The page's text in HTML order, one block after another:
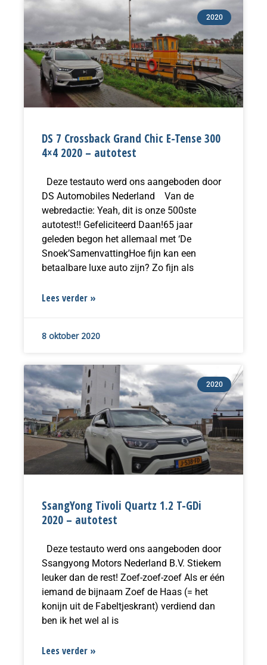
2020
DS 7 Crossback Grand Chic E-Tense 300
4×4 2020 – autotest
Deze testauto werd ons aangeboden door
DS Automobiles Nederland Van de
webredactie: Yeah, dit is onze 500ste
autotest!! Gefeliciteerd Daan!65 jaar
geleden begon het allemaal met ‘De
Snoek’SamenvattingHoe fijn kan een
betaalbare luxe auto zijn? Zo fijn als
Lees verder »
8 oktober 2020
2020
SsangYong Tivoli Quartz 1.2 T-GDi
2020 – autotest
Deze testauto werd ons aangeboden door
Ssangyong Motors Nederland B.V. Stiekem
leuker dan de rest! Zoef-zoef-zoef Als er één
iemand de bijnaam Zoef de Haas (= het
konijn uit de Fabeltjeskrant) verdiend dan
ben ik het wel al is
Lees verder »